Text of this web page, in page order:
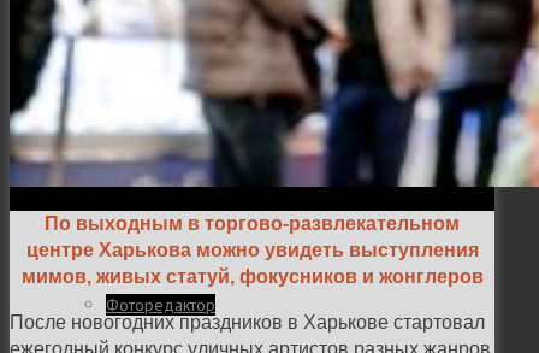
Семейная и детская фотосъемка
Свадебная фотосъёмка
Фоторедактор
По выходным в торгово-развлекательном
центре Харькова можно увидеть выступления
мимов, живых статуй, фокусников и жонглеров
После новогодних праздников в Харькове стартовал